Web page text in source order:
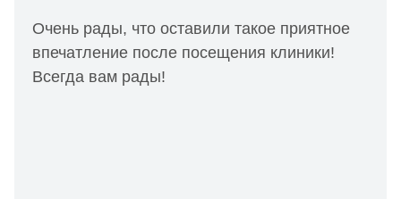
Очень рады, что оставили такое приятное
впечатление после посещения клиники!
Всегда вам рады!